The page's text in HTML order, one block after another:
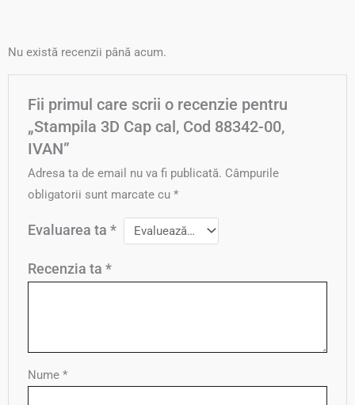
Nu există recenzii până acum.
Fii primul care scrii o recenzie pentru
„Stampila 3D Cap cal, Cod 88342-00,
IVAN”
Adresa ta de email nu va fi publicată. Câmpurile
obligatorii sunt marcate cu*
Evaluarea ta*
Recenzia ta*
Nume*